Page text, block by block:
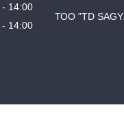
14:00
14:00
ТОО "TD